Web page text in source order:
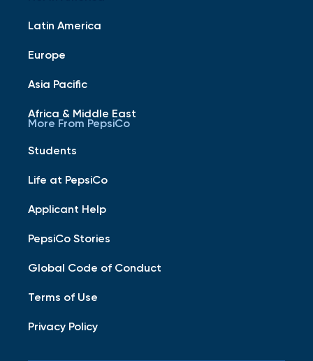
Latin America
Europe
Asia Pacific
Africa & Middle East
More From PepsiCo
Students
Life at PepsiCo
Applicant Help
PepsiCo Stories
Global Code of Conduct
Terms of Use
Privacy Policy